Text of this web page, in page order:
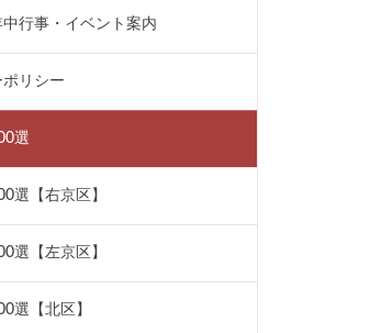
行事・イベント案内
リシー
選
選【右京区】
選【左京区】
選【北区】